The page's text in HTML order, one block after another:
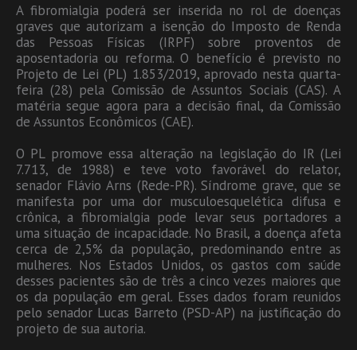
A fibromialgia poderá ser inserida no rol de doenças
graves que autorizam a isenção do Imposto de Renda
das Pessoas Físicas (IRPF) sobre proventos de
aposentadoria ou reforma. O benefício é previsto no
Projeto de Lei (PL) 1.853/2019, aprovado nesta quarta-
feira (28) pela Comissão de Assuntos Sociais (CAS). A
matéria segue agora para a decisão final, da Comissão
de Assuntos Econômicos (CAE).
O PL promove essa alteração na legislação do IR (Lei
7.713, de 1988) e teve voto favorável do relator,
senador Flávio Arns (Rede-PR). Síndrome grave, que se
manifesta por uma dor musculoesquelética difusa e
crônica, a fibromialgia pode levar seus portadores a
uma situação de incapacidade. No Brasil, a doença afeta
cerca de 2,5% da população, predominando entre as
mulheres. Nos Estados Unidos, os gastos com saúde
desses pacientes são de três a cinco vezes maiores que
os da população em geral. Esses dados foram reunidos
pelo senador Lucas Barreto (PSD-AP) na justificação do
projeto de sua autoria.